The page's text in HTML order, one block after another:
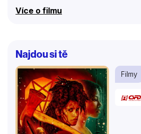
Více o filmu
Najdou si tě
Filmy